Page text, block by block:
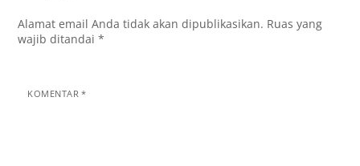
Alamat email Anda tidak akan dipublikasikan. Ruas yang
wajib ditandai*
KOMENTAR*